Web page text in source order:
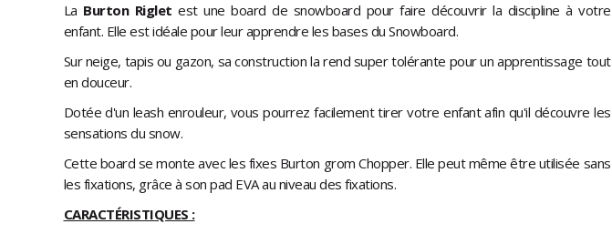
La Burton Riglet est une board de snowboard pour faire découvrir la discipline à votre
enfant. Elle est idéale pour leur apprendre les bases du Snowboard.
Sur neige, tapis ou gazon, sa construction la rend super tolérante pour un apprentissage tout
en douceur.
Dotée d'un leash enrouleur, vous pourrez facilement tirer votre enfant afin qu'il découvre les
sensations du snow.
Cette board se monte avec les fixes Burton grom Chopper. Elle peut même être utilisée sans
les fixations, grâce à son pad EVA au niveau des fixations.
CARACTÉRISTIQUES :